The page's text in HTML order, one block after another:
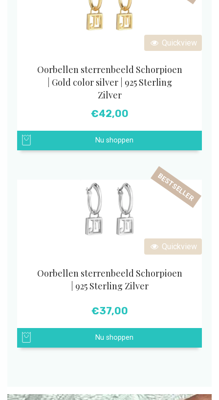
Quickview
Oorbellen sterrenbeeld Schorpioen
| Gold color silver | 925 Sterling
Zilver
€42,00
Nu shoppen
Quickview
BESTSELLER
Oorbellen sterrenbeeld Schorpioen
| 925 Sterling Zilver
€37,00
Nu shoppen